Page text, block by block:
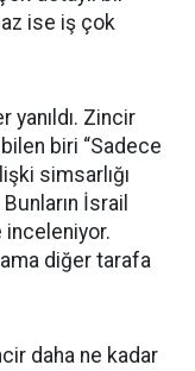
ise iş çok
yanıldı. Zincir
biri “Sadece
simsarlığı
İsrail
inceleniyor.
diğer tarafa
daha ne kadar